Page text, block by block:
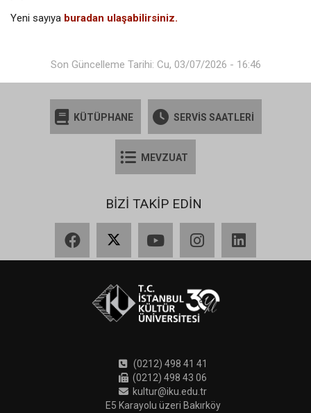
Yeni sayıya buradan ulaşabilirsiniz.
Son Güncelleme Tarihi: Cu, 03/07/2026 - 16:46
KÜTÜPHANE SERVİS SAATLERİ
MEVZUAT
BİZİ TAKİP EDİN
(0212) 498 41 41
(0212) 498 43 06
kultur@iku.edu.tr
E5 Karayolu üzeri Bakırköy